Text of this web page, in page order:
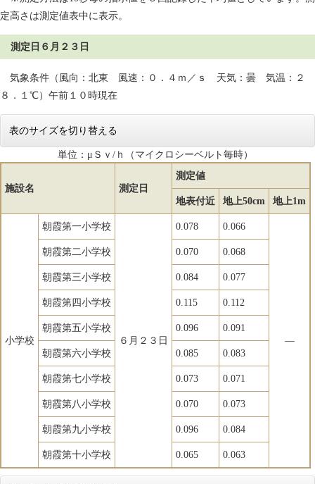
定高さは測定値表中に表示。
測定日６月２３日
気象条件（風向：北東 風速：０．４ｍ／ｓ 天気：曇 気温：２
８．１℃）午前１０時現在
表のサイズを切り替える
単位：μＳｖ/ｈ（マイクロシーベルト毎時）
施設名 測定日
測定値
地表付近 地上50cm 地上1m
小学校
朝霞第一小学校
６月２３日
0.078 0.066
―
朝霞第二小学校 0.070 0.068
朝霞第三小学校 0.084 0.077
朝霞第四小学校 0.115 0.112
朝霞第五小学校 0.096 0.091
朝霞第六小学校 0.085 0.083
朝霞第七小学校 0.073 0.071
朝霞第八小学校 0.070 0.073
朝霞第九小学校 0.096 0.084
朝霞第十小学校 0.065 0.063